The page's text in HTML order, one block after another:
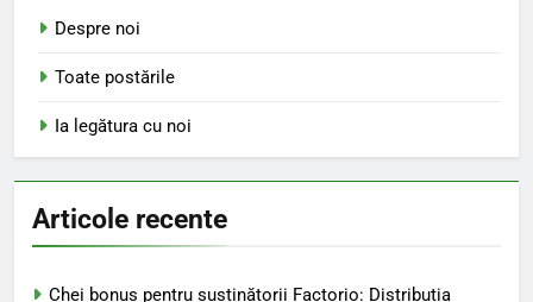
Despre noi
Toate postările
Ia legătura cu noi
Articole recente
Chei bonus pentru susținătorii Factorio: Distribuția